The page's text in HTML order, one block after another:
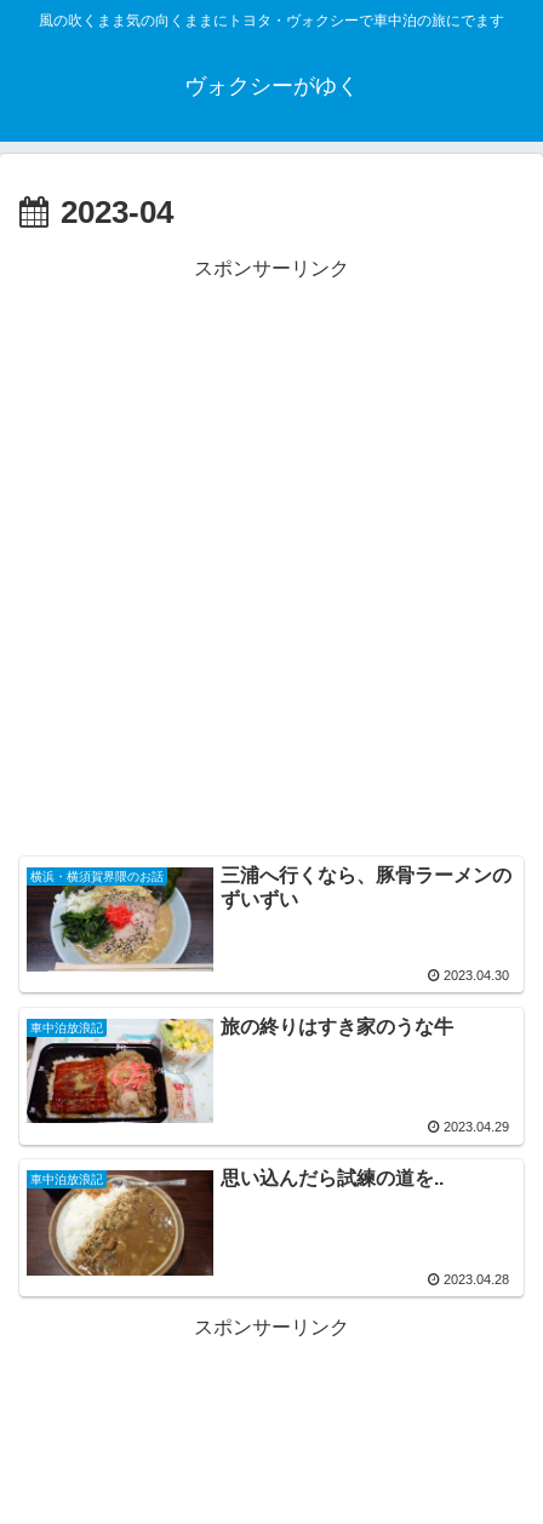
風の吹くまま気の向くままにトヨタ・ヴォクシーで車中泊の旅にでます
ヴォクシーがゆく
2023-04
スポンサーリンク
横浜・横須賀界隈のお話
三浦へ行くなら、豚骨ラーメンの
ずいずい
2023.04.30
車中泊放浪記 旅の終りはすき家のうな牛
2023.04.29
車中泊放浪記 思い込んだら試練の道を..
2023.04.28
スポンサーリンク